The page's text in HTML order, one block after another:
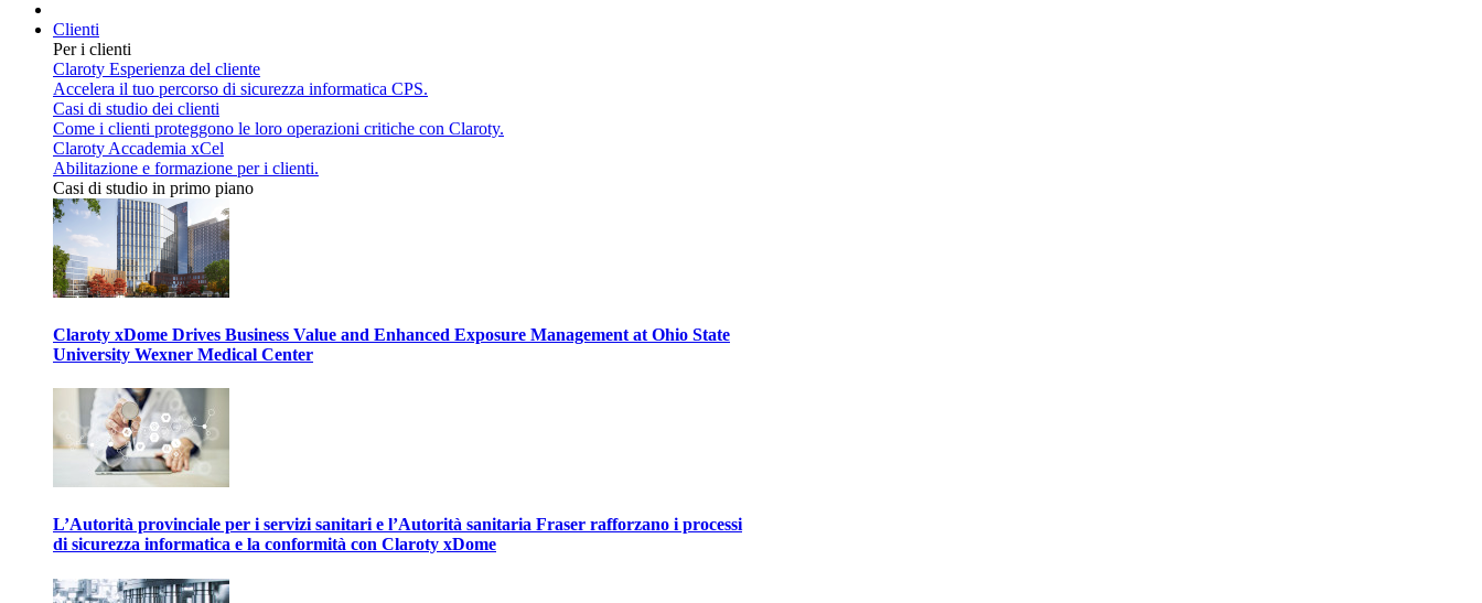
Clienti
Per i clienti
Claroty Esperienza del cliente
Accelera il tuo percorso di sicurezza informatica CPS.
Casi di studio dei clienti
Come i clienti proteggono le loro operazioni critiche con Claroty.
Claroty Accademia xCel
Abilitazione e formazione per i clienti.
Casi di studio in primo piano
Claroty xDome Drives Business Value and Enhanced Exposure Management at Ohio State
University Wexner Medical Center
L’Autorità provinciale per i servizi sanitari e l’Autorità sanitaria Fraser rafforzano i processi
di sicurezza informatica e la conformità con Claroty xDome